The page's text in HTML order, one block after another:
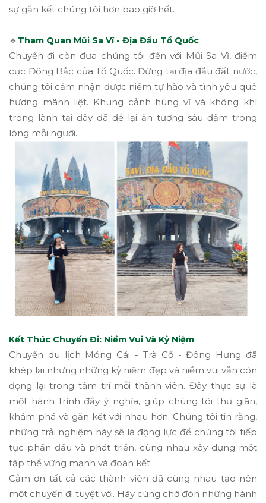
sự gắn kết chúng tôi hơn bao giờ hết.
🔹 Tham Quan Mũi Sa Vĩ - Địa Đầu Tổ Quốc
Chuyến đi còn đưa chúng tôi đến với Mũi Sa Vĩ, điểm
cực Đông Bắc của Tổ Quốc. Đứng tại địa đầu đất nước,
chúng tôi cảm nhận được niềm tự hào và tình yêu quê
hương mãnh liệt. Khung cảnh hùng vĩ và không khí
trong lành tại đây đã để lại ấn tượng sâu đậm trong
lòng mỗi người.
Kết Thúc Chuyến Đi: Niềm Vui Và Kỷ Niệm
Chuyến du lịch Móng Cái - Trà Cổ - Đông Hưng đã
khép lại nhưng những kỷ niệm đẹp và niềm vui vẫn còn
đọng lại trong tâm trí mỗi thành viên. Đây thực sự là
một hành trình đầy ý nghĩa, giúp chúng tôi thư giãn,
khám phá và gắn kết với nhau hơn. Chúng tôi tin rằng,
những trải nghiệm này sẽ là động lực để chúng tôi tiếp
tục phấn đấu và phát triển, cùng nhau xây dựng một
tập thể vững mạnh và đoàn kết.
Cảm ơn tất cả các thành viên đã cùng nhau tạo nên
một chuyến đi tuyệt vời. Hãy cùng chờ đón những hành